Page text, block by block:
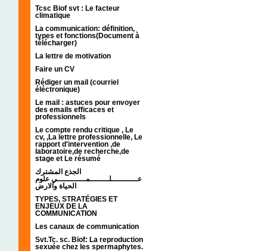
Tcsc Biof svt : Le facteur
climatique
La communication: définition,
types et fonctions(Document à
télécharger)
La lettre de motivation
Faire un CV
Rédiger un mail (courriel
éléctronique)
Le mail : astuces pour envoyer
des emails efficaces et
professionnels
Le compte rendu critique , Le
cv, ,La lettre professionnelle, Le
rapport d'intervention ,de
laboratoire,de recherche,de
stage et Le résumé
الجذع المشترك
عـــــــــــلــــــــمــــــــــــي علوم
الحياة والارض
TYPES, STRATÉGIES ET
ENJEUX DE LA
COMMUNICATION
Les canaux de communication
Svt.Tc. sc. Biof: La reproduction
sexuée chez les spermaphytes.